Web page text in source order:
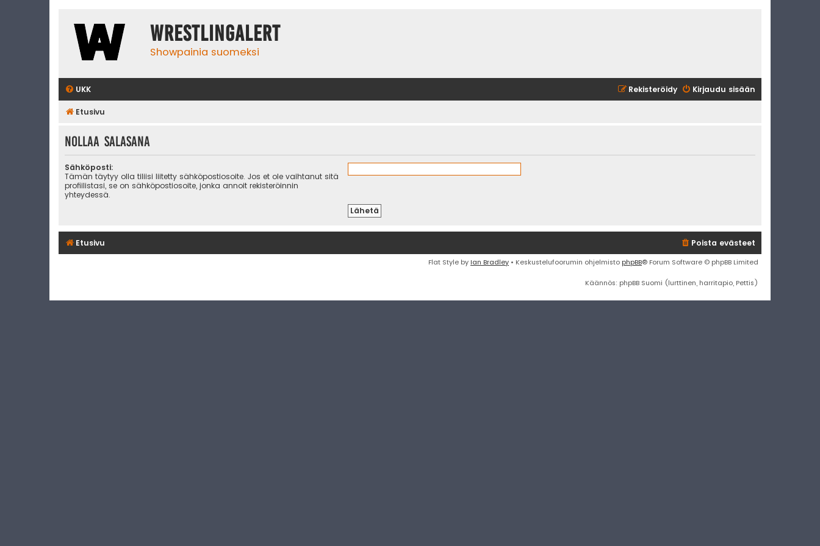
WrestlingAlert
Showpainia suomeksi
UKK Kirjaudu sisään
Rekisteröidy
Etusivu
Nollaa salasana
Sähköposti:
Tämän täytyy olla tiliisi liitetty sähköpostiosoite. Jos et ole vaihtanut sitä
profiilistasi, se on sähköpostiosoite, jonka annoit rekisteröinnin
yhteydessä.
Etusivu Poista evästeet
Flat Style by Ian Bradley • Keskustelufoorumin ohjelmisto phpBB® Forum Software © phpBB Limited
Käännös: phpBB Suomi (lurttinen, harritapio, Pettis)